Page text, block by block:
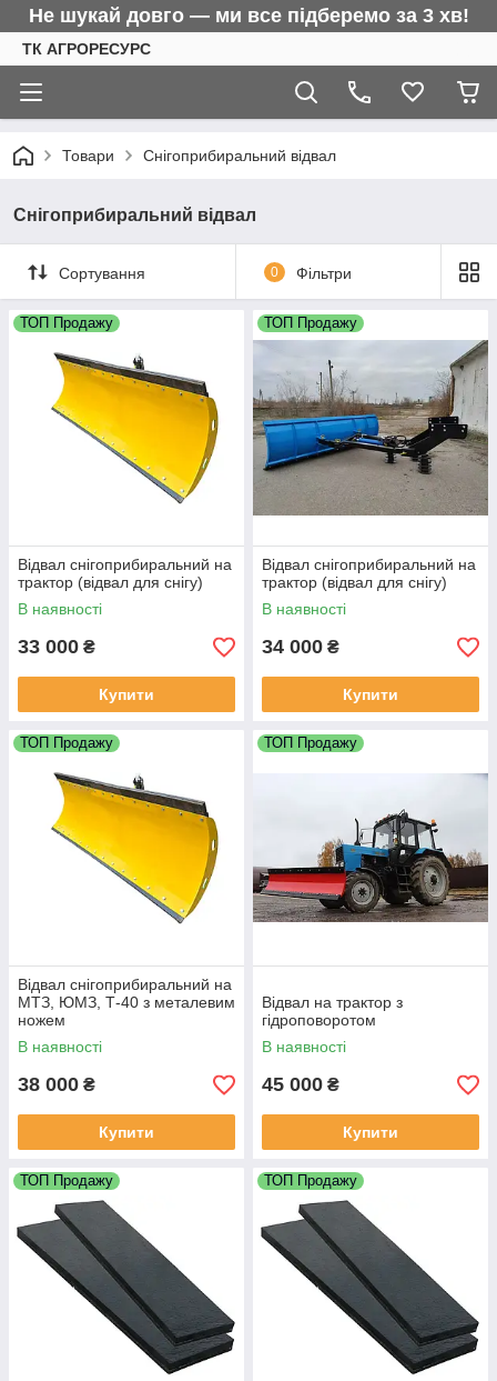
Не шукай довго — ми все підберемо за 3 хв!
ТК АГРОРЕСУРС
Товари Снігоприбиральний відвал
Снігоприбиральний відвал
Сортування 0 Фільтри
ТОП Продажу
Відвал снігоприбиральний на
трактор (відвал для снігу)
В наявності
33 000 ₴
Купити
ТОП Продажу
Відвал снігоприбиральний на
трактор (відвал для снігу)
В наявності
34 000 ₴
Купити
ТОП Продажу
Відвал снігоприбиральний на
МТЗ, ЮМЗ, Т-40 з металевим
ножем
В наявності
38 000 ₴
Купити
ТОП Продажу
Відвал на трактор з
гідроповоротом
В наявності
45 000 ₴
Купити
ТОП Продажу ТОП Продажу